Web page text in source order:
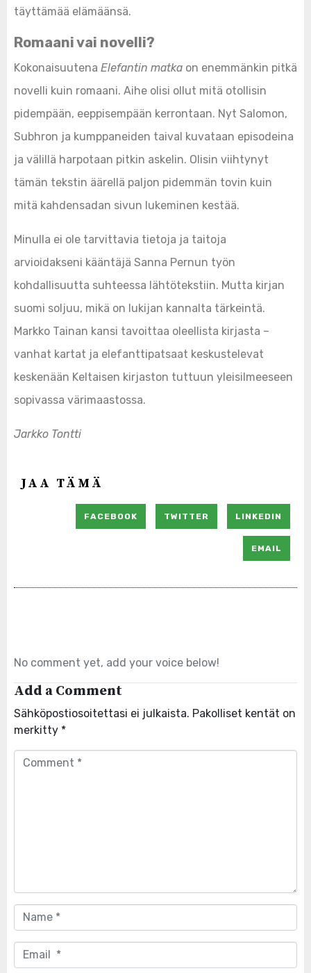
täyttämää elämäänsä.
Romaani vai novelli?
Kokonaisuutena Elefantin matka on enemmänkin pitkä
novelli kuin romaani. Aihe olisi ollut mitä otollisin
pidempään, eeppisempään kerrontaan. Nyt Salomon,
Subhron ja kumppaneiden taival kuvataan episodeina
ja välillä harpotaan pitkin askelin. Olisin viihtynyt
tämän tekstin äärellä paljon pidemmän tovin kuin
mitä kahdensadan sivun lukeminen kestää.
Minulla ei ole tarvittavia tietoja ja taitoja
arvioidakseni kääntäjä Sanna Pernun työn
kohdallisuutta suhteessa lähtötekstiin. Mutta kirjan
suomi soljuu, mikä on lukijan kannalta tärkeintä.
Markko Tainan kansi tavoittaa oleellista kirjasta –
vanhat kartat ja elefanttipatsaat keskustelevat
keskenään Keltaisen kirjaston tuttuun yleisilmeeseen
sopivassa värimaastossa.
Jarkko Tontti
JAA TÄMÄ
FACEBOOK TWITTER LINKEDIN
EMAIL
No comment yet, add your voice below!
Add a Comment
Sähköpostiosoitettasi ei julkaista. Pakolliset kentät on
merkitty *
Comment
Name
*
Email
*